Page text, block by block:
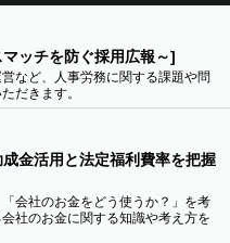
ッチを防ぐ採用広報～]
など、人事労務に関する課題や問
だきます。
金活用と法定福利費率を把握
会社のお金をどう使うか？」を考
社のお金に関する知識や考え方を